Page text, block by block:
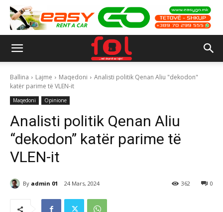
Ballina Lajme Maqedoni
Analisti politik Qenan Aliu "dekodon"
katër parime të VLEN-it
Maqedoni Opinione
Analisti politik Qenan Aliu
“dekodon” katër parime të
VLEN-it
By admin 01 24 Mars, 2024 0
362